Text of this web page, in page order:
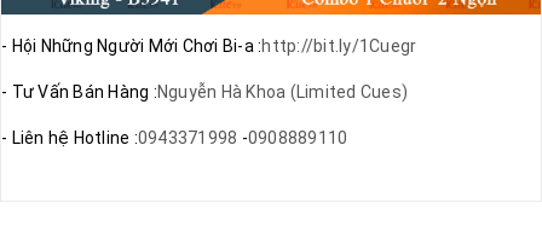
- Hội Những Người Mới Chơi Bi-a :http://bit.ly/1Cuegr
- Tư Vấn Bán Hàng :Nguyễn Hà Khoa (Limited Cues)
- Liên hệ Hotline :0943371998 -0908889110